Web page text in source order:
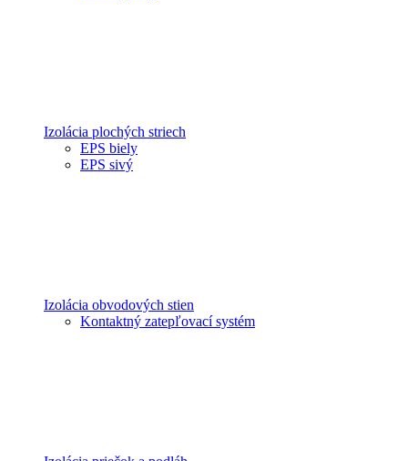
Izolácia plochých striech
EPS biely
EPS sivý
Izolácia obvodových stien
Kontaktný zatepľovací systém